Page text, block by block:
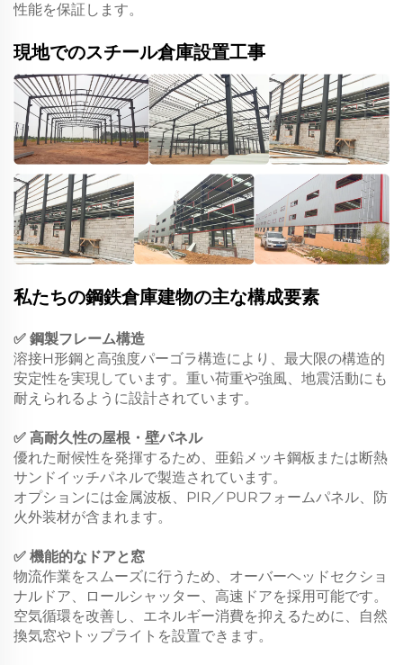
性能を保証します。
現地でのスチール倉庫設置工事
私たちの鋼鉄倉庫建物の主な構成要素
✅ 鋼製フレーム構造
溶接H形鋼と高強度パーゴラ構造により、最大限の構造的
安定性を実現しています。重い荷重や強風、地震活動にも
耐えられるように設計されています。
✅ 高耐久性の屋根・壁パネル
優れた耐候性を発揮するため、亜鉛メッキ鋼板または断熱
サンドイッチパネルで製造されています。
オプションには金属波板、PIR／PURフォームパネル、防
火外装材が含まれます。
✅ 機能的なドアと窓
物流作業をスムーズに行うため、オーバーヘッドセクショ
ナルドア、ロールシャッター、高速ドアを採用可能です。
空気循環を改善し、エネルギー消費を抑えるために、自然
換気窓やトップライトを設置できます。